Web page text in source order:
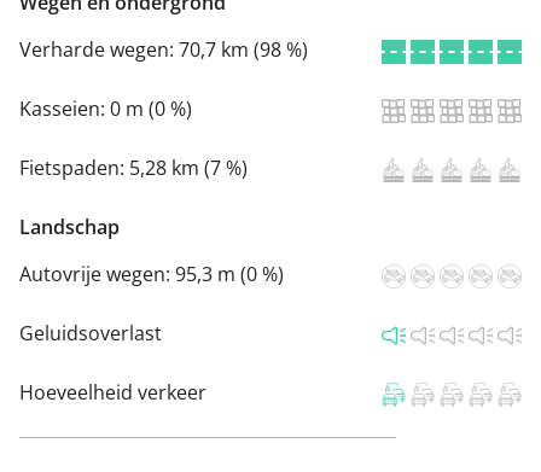
Verharde wegen: 70,7 km (98 %)
Kasseien: 0 m (0 %)
Fietspaden: 5,28 km (7 %)
Landschap
Autovrije wegen: 95,3 m (0 %)
Geluidsoverlast
Hoeveelheid verkeer